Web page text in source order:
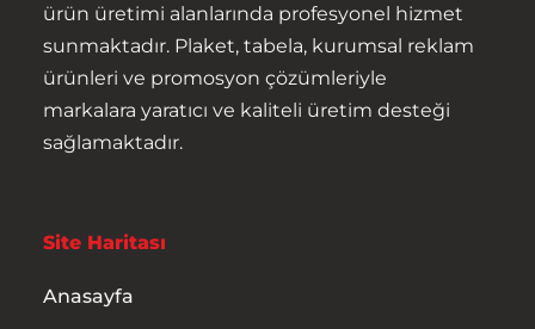
ürün üretimi alanlarında profesyonel hizmet
sunmaktadır. Plaket, tabela, kurumsal reklam
ürünleri ve promosyon çözümleriyle
markalara yaratıcı ve kaliteli üretim desteği
sağlamaktadır.
Site Haritası
Anasayfa
Anasayfa
Hakkımızda